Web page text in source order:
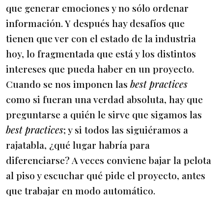
que generar emociones y no sólo ordenar
información. Y después hay desafíos que
tienen que ver con el estado de la industria
hoy, lo fragmentada que está y los distintos
intereses que pueda haber en un proyecto.
Cuando se nos imponen lasbest practices
como si fueran una verdad absoluta, hay que
preguntarse a quién le sirve que sigamos las
best practices; y si todos las siguiéramos a
rajatabla, ¿qué lugar habría para
diferenciarse? A veces conviene bajar la pelota
al piso y escuchar qué pide el proyecto, antes
que trabajar en modo automático.